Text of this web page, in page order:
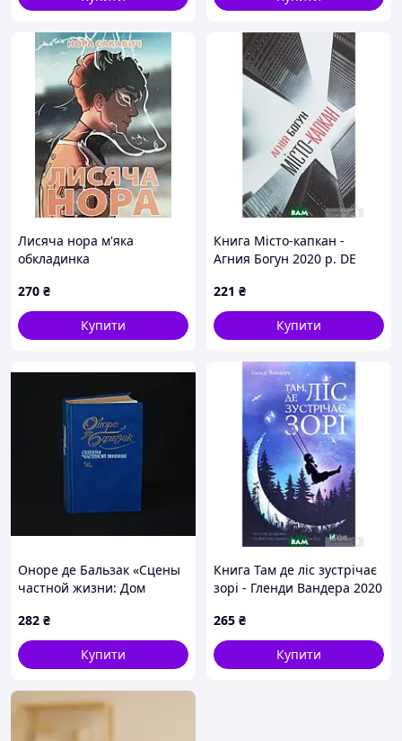
Лисяча нора м'яка
обкладинка
270 ₴
Купити
Книга Місто-капкан -
Агния Богун 2020 р. DE
221 ₴
Купити
Оноре де Бальзак «Сцены
частной жизни: Дом
Супружеское согласие;
Тридцатилетняя женщина;
Беатриса»
282 ₴
Купити
Книга Там де ліс зустрічає
зорі - Гленди Вандера 2020
265 ₴
Купити